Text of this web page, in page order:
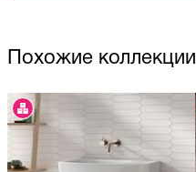
Похожие коллекции